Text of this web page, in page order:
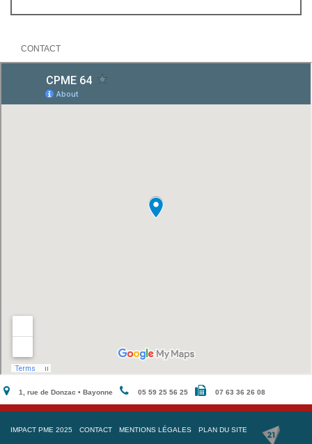
CONTACT
1, rue de Donzac • Bayonne 05 59 25 56 25 07 63 36 26 08
IMPACT PME 2025 CONTACT MENTIONS LÉGALES PLAN DU SITE